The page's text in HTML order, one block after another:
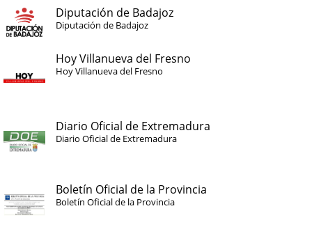
Diputación de Badajoz
Diputación de Badajoz
Hoy Villanueva del Fresno
Hoy Villanueva del Fresno
Diario Oficial de Extremadura
Diario Oficial de Extremadura
Boletín Oficial de la Provincia
Boletín Oficial de la Provincia